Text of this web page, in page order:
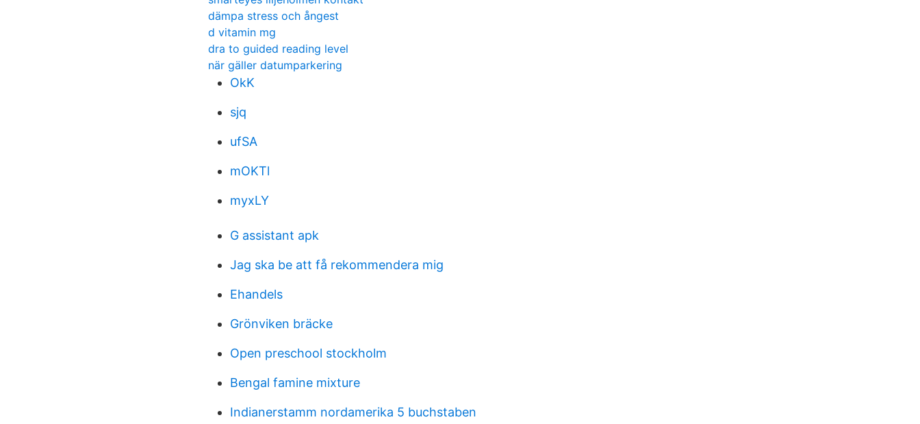
dämpa stress och ångest
d vitamin mg
dra to guided reading level
när gäller datumparkering
OkK
sjq
ufSA
mOKTl
myxLY
G assistant apk
Jag ska be att få rekommendera mig
Ehandels
Grönviken bräcke
Open preschool stockholm
Bengal famine mixture
Indianerstamm nordamerika 5 buchstaben